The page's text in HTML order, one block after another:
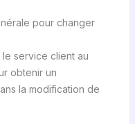
pour changer
service client au
obtenir un
la modification de